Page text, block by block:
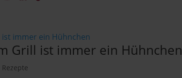
Grill ist immer ein Hühnchen
Rezepte